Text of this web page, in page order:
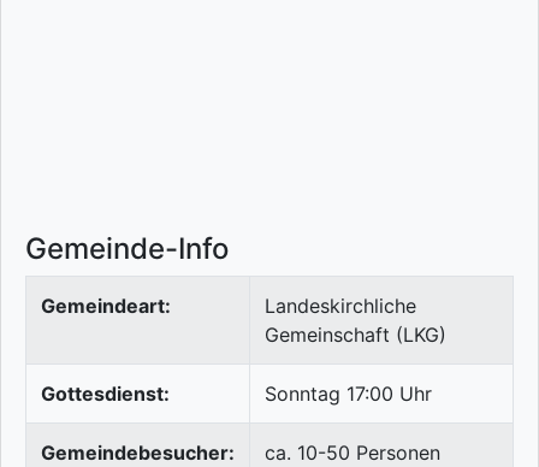
Gemeinde-Info
Gemeindeart:
Landeskirchliche
Gemeinschaft (LKG)
Gottesdienst: Sonntag 17:00 Uhr
Gemeindebesucher: ca. 10-50 Personen